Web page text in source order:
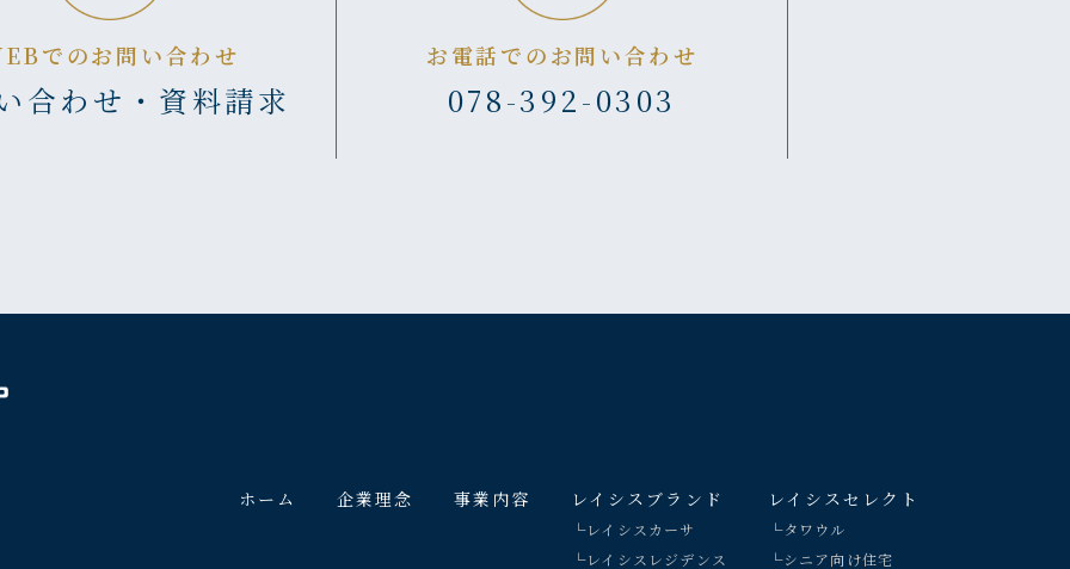
でのお問い合わせ
合わせ・資料請求
お電話でのお問い合わせ
078-392-0303
ホーム 企業理念 事業内容 レイシスブランド
└レイシスカーサ
└レイシスレジデンス
レイシスセレクト
└タワウル
└シニア向け住宅